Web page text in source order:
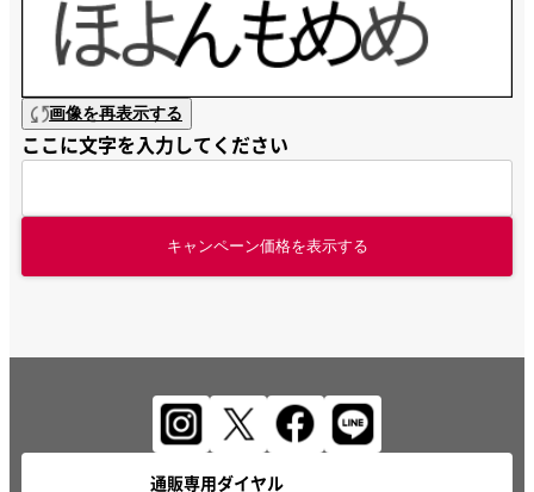
画像を再表示する
ここに文字を入力してください
キャンペーン価格を表示する
通販専用ダイヤル